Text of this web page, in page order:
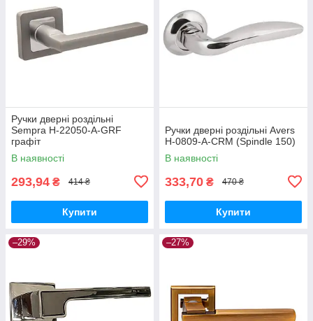
Ручки дверні роздільні
Sempra H-22050-A-GRF
графіт
В наявності
293,94 ₴ 414 ₴
Купити
Ручки дверні роздільні Avers
H-0809-A-CRM (Spindle 150)
В наявності
333,70 ₴ 470 ₴
Купити
–29% –27%